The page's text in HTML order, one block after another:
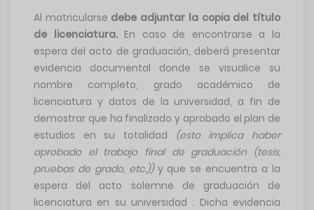
Al matricularse debe adjuntar la copia del título
de licenciatura.En caso de encontrarse a la
espera del acto de graduación, deberá presentar
evidencia documental donde se visualice su
nombre completo, grado académico de
licenciatura y datos de la universidad, a fin de
demostrar que ha finalizado y aprobado el plan de
estudios en su totalidad (esto implica haber
aprobado el trabajo final de graduación (tesis,
pruebas de grado, etc.))y que se encuentra a la
espera del acto solemne de graduación de
licenciatura en su universidad . Dicha evidencia